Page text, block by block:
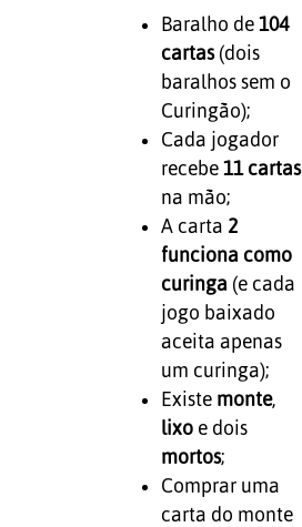
Baralho de 104
cartas(dois
baralhos sem o
Curingão);
Cada jogador
recebe 11 cartas
na mão;
A carta 2
funciona como
curinga (e cada
jogo baixado
aceita apenas
um curinga);
Existe monte,
lixoe dois
mortos;
Comprar uma
carta do monte